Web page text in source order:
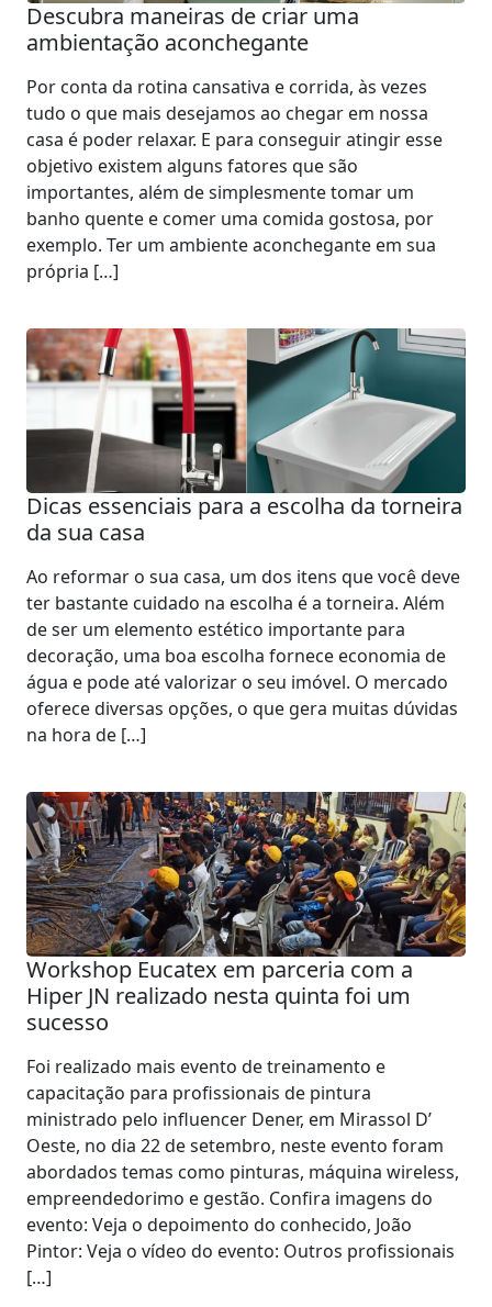
Descubra maneiras de criar uma
ambientação aconchegante
Por conta da rotina cansativa e corrida, às vezes
tudo o que mais desejamos ao chegar em nossa
casa é poder relaxar. E para conseguir atingir esse
objetivo existem alguns fatores que são
importantes, além de simplesmente tomar um
banho quente e comer uma comida gostosa, por
exemplo. Ter um ambiente aconchegante em sua
própria […]
Dicas essenciais para a escolha da torneira
da sua casa
Ao reformar o sua casa, um dos itens que você deve
ter bastante cuidado na escolha é a torneira. Além
de ser um elemento estético importante para
decoração, uma boa escolha fornece economia de
água e pode até valorizar o seu imóvel. O mercado
oferece diversas opções, o que gera muitas dúvidas
na hora de […]
Workshop Eucatex em parceria com a
Hiper JN realizado nesta quinta foi um
sucesso
Foi realizado mais evento de treinamento e
capacitação para profissionais de pintura
ministrado pelo influencer Dener, em Mirassol D’
Oeste, no dia 22 de setembro, neste evento foram
abordados temas como pinturas, máquina wireless,
empreendedorimo e gestão. Confira imagens do
evento: Veja o depoimento do conhecido, João
Pintor: Veja o vídeo do evento: Outros profissionais
[…]